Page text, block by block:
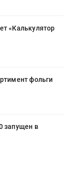
«Калькулятор
фольги
запущен в